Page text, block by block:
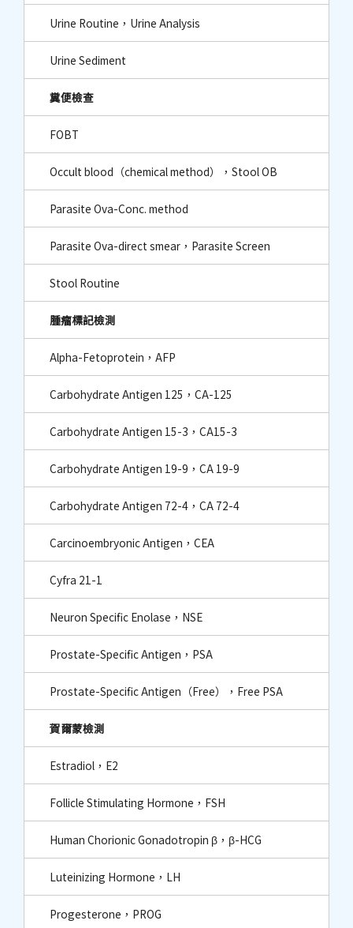
Urine Routine，Urine Analysis
Urine Sediment
糞便檢查
FOBT
Occult blood（chemical method），Stool OB
Parasite Ova-Conc. method
Parasite Ova-direct smear，Parasite Screen
Stool Routine
腫瘤標記檢測
Alpha-Fetoprotein，AFP
Carbohydrate Antigen 125，CA-125
Carbohydrate Antigen 15-3，CA15-3
Carbohydrate Antigen 19-9，CA 19-9
Carbohydrate Antigen 72-4，CA 72-4
Carcinoembryonic Antigen，CEA​
Cyfra 21-1
Neuron Specific Enolase，NSE
Prostate-Specific Antigen，PSA
Prostate-Specific Antigen（Free），Free PSA
賀爾蒙檢測
Estradiol，E2
Follicle Stimulating Hormone，FSH
Human Chorionic Gonadotropin β，β-HCG
Luteinizing Hormone，LH
Progesterone，PROG